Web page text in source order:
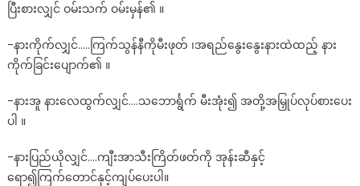
ပြီးစားလျှင် ဝမ်းသက် ဝမ်းမှန်၏ ။
-နားကိုက်လျှင်…..ကြက်သွန်နီကိုမီးဖုတ် ၊အရည်နွေးနွေးနားထဲထည့် နား
ကိုက်ခြင်းပျောက်၏ ။
-နားအူ နားလေထွက်လျှင်….သဘောင်္ရွက် မီးအုံး၍ အတို့အမြှုပ်လုပ်စားပေး
ပါ ။
-နားပြည်ယိုလျှင်….ကျီးအာသီးကြိတ်ဖတ်ကို အုန်းဆီနှင့်
ရော၍ကြက်တောင်နှင့်ကျပ်ပေးပါ။